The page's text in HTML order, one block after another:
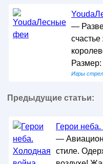
—
Размер:
Игры
Предыдущие статьи:
Герои
—
стиле.